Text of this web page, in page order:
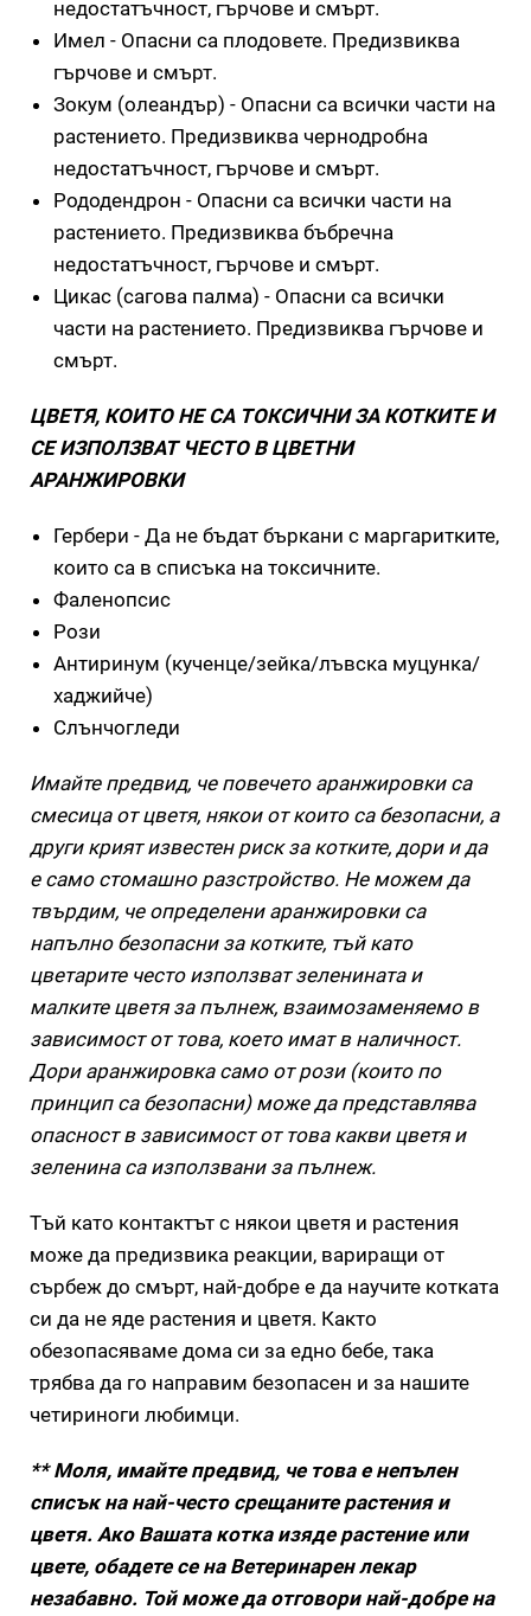
недостатъчност, гърчове и смърт.
Имел - Опасни са плодовете. Предизвиква
гърчове и смърт.
Зокум (олеандър) - Опасни са всички части на
растението. Предизвиква чернодробна
недостатъчност, гърчове и смърт.
Рододендрон - Опасни са всички части на
растението. Предизвиква бъбречна
недостатъчност, гърчове и смърт.
Цикас (сагова палма) - Опасни са всички
части на растението. Предизвиква гърчове и
смърт.
ЦВЕТЯ, КОИТО НЕ СА ТОКСИЧНИ ЗА КОТКИТЕ И
СЕ ИЗПОЛЗВАТ ЧЕСТО В ЦВЕТНИ
АРАНЖИРОВКИ
Гербери - Да не бъдат бъркани с маргаритките,
които са в списъка на токсичните.
Фаленопсис
Рози
Антиринум (кученце/зейка/лъвска муцунка/
хаджийче)
Слънчогледи
Имайте предвид, че повечето аранжировки са
смесица от цветя, някои от които са безопасни, а
други крият известен риск за котките, дори и да
е само стомашно разстройство. Не можем да
твърдим, че определени аранжировки са
напълно безопасни за котките, тъй като
цветарите често използват зеленината и
малките цветя за пълнеж, взаимозаменяемо в
зависимост от това, което имат в наличност.
Дори аранжировка само от рози (които по
принцип са безопасни) може да представлява
опасност в зависимост от това какви цветя и
зеленина са използвани за пълнеж.
Тъй като контактът с някои цветя и растения
може да предизвика реакции, вариращи от
сърбеж до смърт, най-добре е да научите котката
си да не яде растения и цветя. Както
обезопасяваме дома си за едно бебе, така
трябва да го направим безопасен и за нашите
четириноги любимци.
** Моля, имайте предвид, че това е непълен
списък на най-често срещаните растения и
цветя. Ако Вашата котка изяде растение или
цвете, обадете се на Ветеринарен лекар
незабавно. Той може да отговори най-добре на